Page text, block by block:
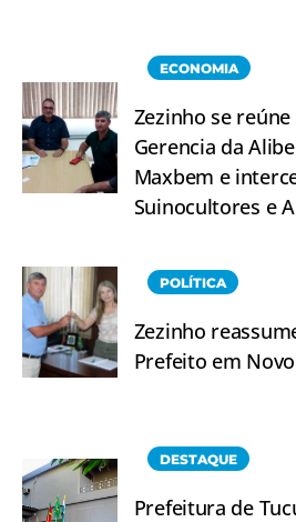
ECONOMIA
Zezinho se reúne
Gerencia da
Maxbem e
Suinocultores e
POLÍTICA
Zezinho
Prefeito em
DESTAQUE
Prefeitura de